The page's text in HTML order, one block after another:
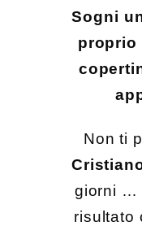
Sogni
proprio
Non ti
giorni …
risultato